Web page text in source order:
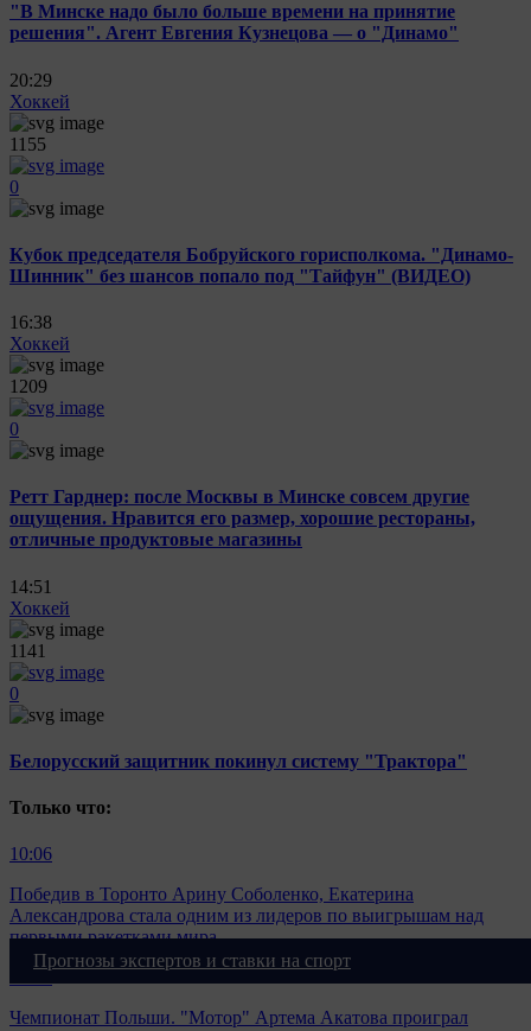
"В Минске надо было больше времени на принятие
решения". Агент Евгения Кузнецова — о "Динамо"
20:29
Хоккей
1155
0
Кубок председателя Бобруйского горисполкома. "Динамо-
Шинник" без шансов попало под "Тайфун" (ВИДЕО)
16:38
Хоккей
1209
0
Ретт Гарднер: после Москвы в Минске совсем другие
ощущения. Нравится его размер, хорошие рестораны,
отличные продуктовые магазины
14:51
Хоккей
1141
0
Белорусский защитник покинул систему "Трактора"
Только что:
10:06
Победив в Торонто Арину Соболенко, Екатерина
Александрова стала одним из лидеров по выигрышам над
первыми ракетками мира
Чемпионат Польши. "Мотор" Артема Акатова проиграл
Прогнозы экспертов и ставки на спорт